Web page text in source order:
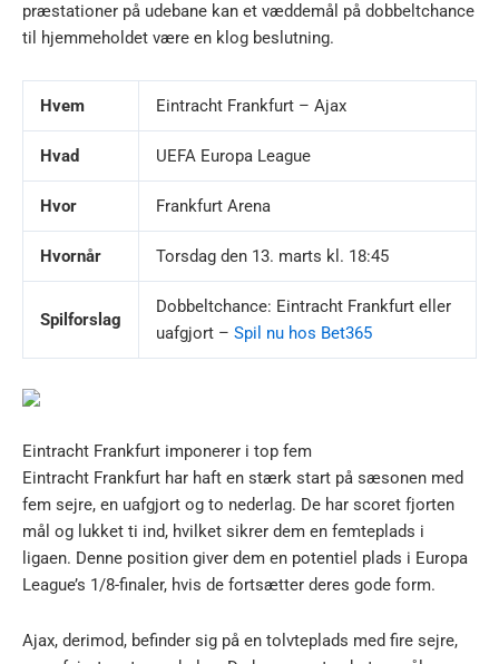
præstationer på udebane kan et væddemål på dobbeltchance
til hjemmeholdet være en klog beslutning.
Hvem Eintracht Frankfurt – Ajax
Hvad UEFA Europa League
Hvor Frankfurt Arena
Hvornår Torsdag den 13. marts kl. 18:45
Spilforslag
Dobbeltchance: Eintracht Frankfurt eller
uafgjort – Spil nu hos Bet365
Eintracht Frankfurt imponerer i top fem
Eintracht Frankfurt har haft en stærk start på sæsonen med
fem sejre, en uafgjort og to nederlag. De har scoret fjorten
mål og lukket ti ind, hvilket sikrer dem en femteplads i
ligaen. Denne position giver dem en potentiel plads i Europa
League’s 1/8-finaler, hvis de fortsætter deres gode form.
Ajax, derimod, befinder sig på en tolvteplads med fire sejre,